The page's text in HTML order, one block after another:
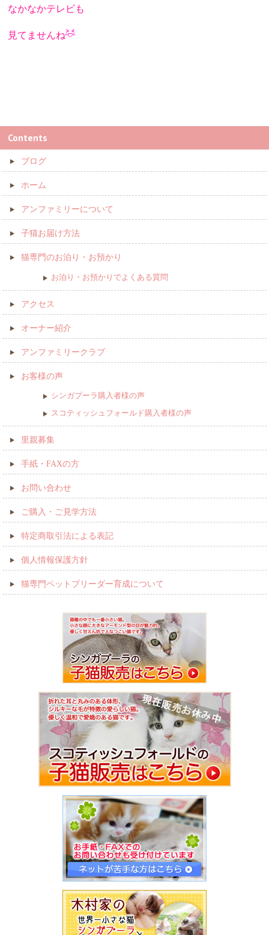
なかなかテレビも
見てませんね
Contents
ブログ
ホーム
アンファミリーについて
子猫お届け方法
猫専門のお泊り・お預かり
お泊り・お預かりでよくある質問
アクセス
オーナー紹介
アンファミリークラブ
お客様の声
シンガプーラ購入者様の声
スコティッシュフォールド購入者様の声
里親募集
手紙・FAXの方
お問い合わせ
ご購入・ご見学方法
特定商取引法による表記
個人情報保護方針
猫専門ペットブリーダー育成について